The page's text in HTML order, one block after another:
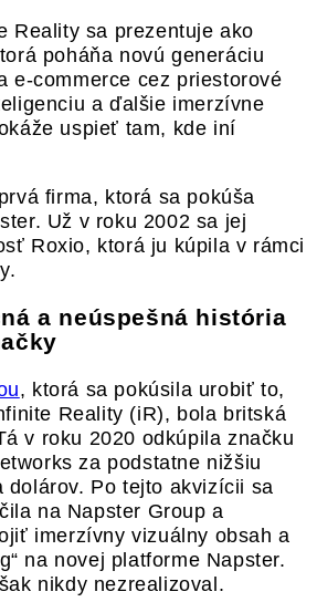
Reality sa prezentuje ako
poháňa novú generáciu
e-commerce cez priestorové
a ďalšie imerzívne
uspieť tam, kde iní
firma, ktorá sa pokúša
Už v roku 2002 sa jej
Roxio, ktorá ju kúpila v rámci
a neúspešná história
, ktorá sa pokúsila urobiť to,
Reality (iR), bola britská
v roku 2020 odkúpila značku
za podstatne nižšiu
dolárov. Po tejto akvizícii sa
na Napster Group a
imerzívny vizuálny obsah a
na novej platforme Napster.
nikdy nezrealizoval.